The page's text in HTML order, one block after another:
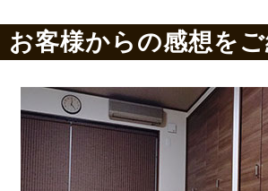
お客様からの感想を